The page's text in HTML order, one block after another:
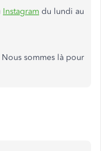
Instagram du lundi au
sommes là pour